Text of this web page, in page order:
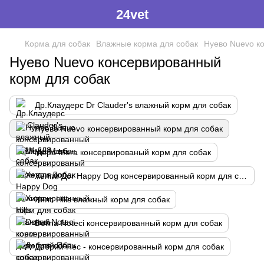
24vet
Корма для собак Влажные корма для собак Нуево Nuevo
Нуево Nuevo консервированный
корм для собак
Др.Клаудерс Dr Сlauder's влажный корм для собак
Нуево Nuevo консервированный корм для собак
Мера Mera консервированый корм для собак
Хилс Hills влажный корм для собак
Dolina Noteci консервированный корм для собак
Добрий Пес - консервированный корм для собак